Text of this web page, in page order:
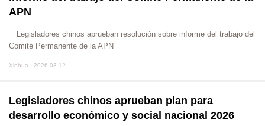
APN
Legisladores chinos aprueban resolución sobre informe del trabajo del
Comité Permanente de la APN
Xinhua 2026-03-12
Legisladores chinos aprueban plan para
desarrollo económico y social nacional 2026